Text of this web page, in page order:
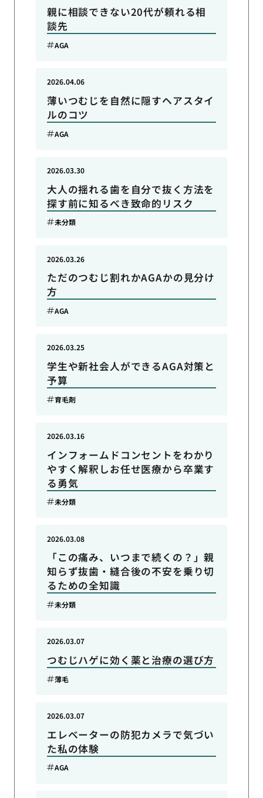
親に相談できない20代が頼れる相
談先
AGA
薄いつむじを自然に隠すヘアスタイ
ルのコツ
2026.04.06
AGA
大人の揺れる歯を自分で抜く方法を
探す前に知るべき致命的リスク
2026.03.30
未分類
ただのつむじ割れかAGAかの見分け
方
2026.03.26
AGA
学生や新社会人ができるAGA対策と
予算
2026.03.25
育毛剤
インフォームドコンセントをわかり
やすく解釈しお任せ医療から卒業す
る勇気
2026.03.16
未分類
「この痛み、いつまで続くの？」親
知らず抜歯・縫合後の不安を乗り切
るための全知識
2026.03.08
未分類
つむじハゲに効く薬と治療の選び方
2026.03.07
薄毛
エレベーターの防犯カメラで気づい
た私の体験
2026.03.07
AGA